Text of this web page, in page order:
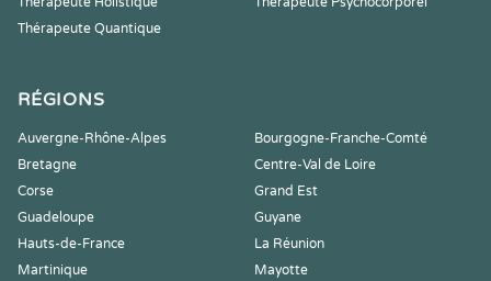
Thérapeute Quantique
RÉGIONS
Auvergne-Rhône-Alpes
Bourgogne-Franche-Comté
Bretagne
Centre-Val de Loire
Corse
Grand Est
Guadeloupe
Guyane
Hauts-de-France
La Réunion
Martinique
Mayotte